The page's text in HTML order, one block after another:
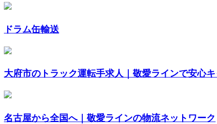
ドラム缶輸送
大府市のトラック運転手求人｜敬愛ラインで安心
名古屋から全国へ｜敬愛ラインの物流ネットワーク